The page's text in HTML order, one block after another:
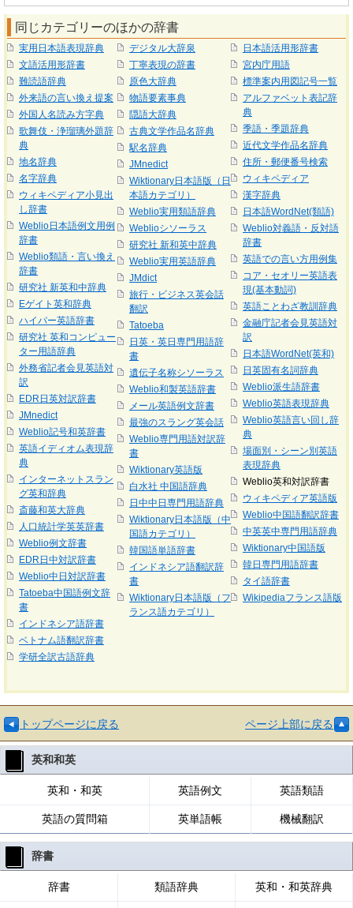
同じカテゴリーのほかの辞書
実用日本語表現辞典
文語活用形辞書
難読語辞典
外来語の言い換え提案
外国人名読み方字典
歌舞伎・浄瑠璃外題辞
典
地名辞典
名字辞典
ウィキペディア小見出
し辞書
Weblio日本語例文用例
辞書
Weblio類語・言い換え
辞書
研究社 新英和中辞典
Eゲイト英和辞典
ハイパー英語辞書
研究社 英和コンピュー
ター用語辞典
外務省記者会見英語対
訳
EDR日英対訳辞書
JMnedict
Weblio記号和英辞書
英語イディオム表現辞
典
インターネットスラン
グ英和辞典
斎藤和英大辞典
人口統計学英英辞書
Weblio例文辞書
EDR日中対訳辞書
Weblio中日対訳辞書
Tatoeba中国語例文辞
書
インドネシア語辞書
ベトナム語翻訳辞書
学研全訳古語辞典
デジタル大辞泉
丁寧表現の辞書
原色大辞典
物語要素事典
隠語大辞典
古典文学作品名辞典
駅名辞典
JMnedict
Wiktionary日本語版（日
本語カテゴリ）
Weblio実用類語辞典
Weblioシソーラス
研究社 新和英中辞典
Weblio実用英語辞典
JMdict
旅行・ビジネス英会話
翻訳
Tatoeba
日英・英日専門用語辞
書
遺伝子名称シソーラス
Weblio和製英語辞書
メール英語例文辞書
最強のスラング英会話
Weblio専門用語対訳辞
書
Wiktionary英語版
白水社 中国語辞典
日中中日専門用語辞典
Wiktionary日本語版（中
国語カテゴリ）
韓国語単語辞書
インドネシア語翻訳辞
書
Wiktionary日本語版（フ
ランス語カテゴリ）
日本語活用形辞書
宮内庁用語
標準案内用図記号一覧
アルファベット表記辞
典
季語・季題辞典
近代文学作品名辞典
住所・郵便番号検索
ウィキペディア
漢字辞典
日本語WordNet(類語)
Weblio対義語・反対語
辞書
英語での言い方用例集
コア・セオリー英語表
現(基本動詞)
英語ことわざ教訓辞典
金融庁記者会見英語対
訳
日本語WordNet(英和)
日英固有名詞辞典
Weblio派生語辞書
Weblio英語表現辞典
Weblio英語言い回し辞
典
場面別・シーン別英語
表現辞典
Weblio英和対訳辞書
ウィキペディア英語版
Weblio中国語翻訳辞書
中英英中専門用語辞典
Wiktionary中国語版
韓日専門用語辞書
タイ語辞書
Wikipediaフランス語版
トップページに戻る ページ上部に戻る
英和和英
英和・和英 英語例文 英語類語
英語の質問箱 英単語帳 機械翻訳
辞書
辞書 類語辞典 英和・和英辞典